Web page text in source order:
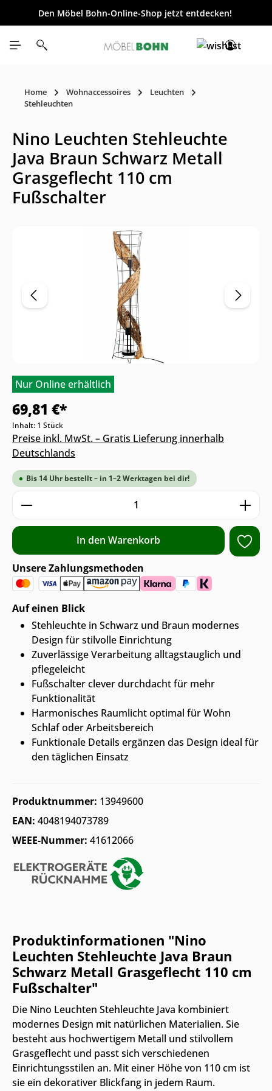
springen
Den Möbel Bohn-Online-Shop jetzt entdecken!
Home Wohnaccessoires
Leuchten
Stehleuchten
Nino Leuchten Stehleuchte
Java Braun Schwarz Metall
Grasgeflecht 110 cm
Fußschalter
Nur Online erhältlich
69,81 €*
Inhalt: 1 Stück
Preise inkl. MwSt. – Gratis Lieferung innerhalb
Deutschlands
Bis 14 Uhr bestellt – in 1–2 Werktagen bei dir!
Produkt Anzahl: Gib den
In den Warenkorb
Unsere Zahlungsmethoden
Auf einen Blick
Stehleuchte in Schwarz und Braun modernes
Design für stilvolle Einrichtung
Zuverlässige Verarbeitung alltagstauglich und
pflegeleicht
Fußschalter clever durchdacht für mehr
Funktionalität
Harmonisches Raumlicht optimal für Wohn
Schlaf oder Arbeitsbereich
Funktionale Details ergänzen das Design ideal für
den täglichen Einsatz
Produktnummer: 13949600
EAN: 4048194073789
WEEE-Nummer: 41612066
Produktinformationen "Nino
Leuchten Stehleuchte Java Braun
Schwarz Metall Grasgeflecht 110 cm
Fußschalter"
Die Nino Leuchten Stehleuchte Java kombiniert
modernes Design mit natürlichen Materialien. Sie
besteht aus hochwertigem Metall und stilvollem
Grasgeflecht und passt sich verschiedenen
Einrichtungsstilen an. Mit einer Höhe von 110 cm ist
sie ein dekorativer Blickfang in jedem Raum.